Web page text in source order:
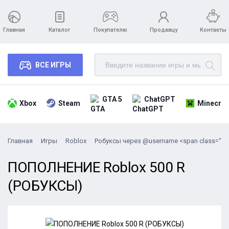
Главная Каталог Покупателю Продавцу Контакты
ВСЕ ИГРЫ
Xbox Steam GTA 5 ChatGPT
Главная Игры Roblox Робуксы через @username <span
ПОПОЛНЕНИЕ Roblox 500 R
(РОБУКСЫ)